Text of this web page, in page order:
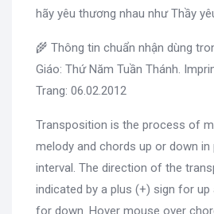
hãy yêu thương nhau như Thầy
🌾 Thông tin chuẩn nhận dùng
Giáo: Thứ Năm Tuần Thánh.
Trang: 06.02.2012
Transposition is the process of
melody and chords up or down
interval. The direction of the
indicated by a plus (+) sign for
for down. Hover mouse over